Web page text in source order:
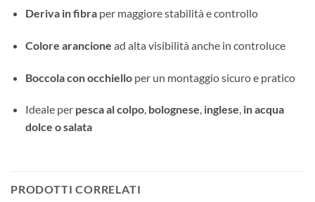
Deriva in fibraper maggiore stabilità e controllo
Colore arancione ad alta visibilità anche in controluce
Boccola con occhielloper un montaggio sicuro e pratico
Ideale per pesca al colpo, bolognese, inglese, in acqua
dolce o salata
PRODOTTI CORRELATI